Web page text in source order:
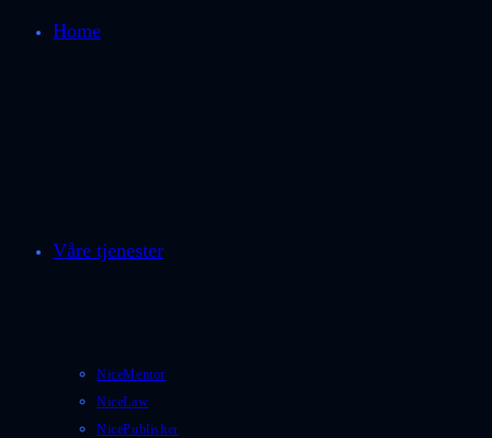
Home
Våre tjenester
NiceMentor
NiceLaw
NicePublisher